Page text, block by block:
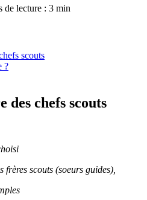
de lecture : 3 min
scouts
?
des chefs scouts
scouts (soeurs guides),